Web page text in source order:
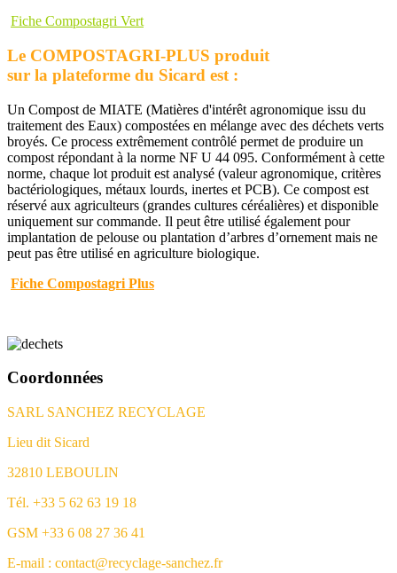
Fiche Compostagri Vert
Le COMPOSTAGRI-PLUS produit
sur la plateforme du Sicard est :
Un Compost de MIATE (Matières d'intérêt agronomique issu du
traitement des Eaux) compostées en mélange avec des déchets verts
broyés. Ce process extrêmement contrôlé permet de produire un
compost répondant à la norme NF U 44 095. Conformément à cette
norme, chaque lot produit est analysé (valeur agronomique, critères
bactériologiques, métaux lourds, inertes et PCB). Ce compost est
réservé aux agriculteurs (grandes cultures céréalières) et disponible
uniquement sur commande. Il peut être utilisé également pour
implantation de pelouse ou plantation d’arbres d’ornement mais ne
peut pas être utilisé en agriculture biologique.
Fiche Compostagri Plus
Coordonnées
SARL SANCHEZ RECYCLAGE
Lieu dit Sicard
32810 LEBOULIN
Tél. +33 5 62 63 19 18
GSM +33 6 08 27 36 41
E-mail : contact@recyclage-sanchez.fr